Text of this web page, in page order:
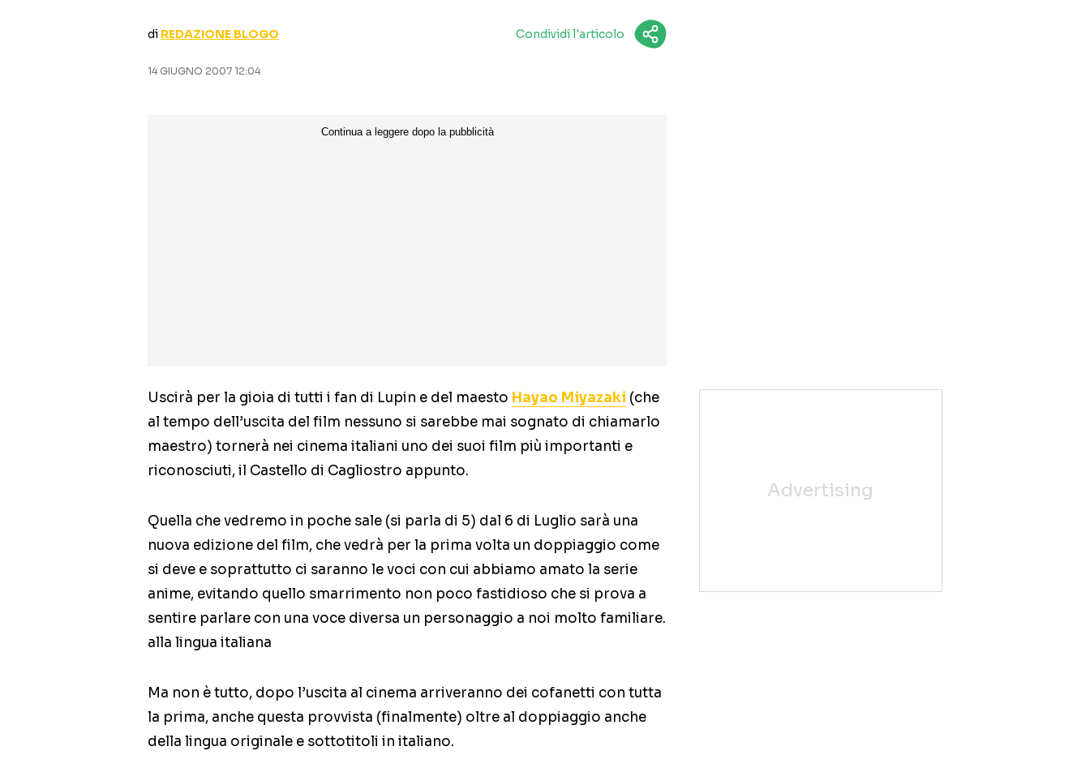
di REDAZIONE BLOGO Condividi l'articolo
14 GIUGNO 2007 12:04
Uscirà per la gioia di tutti i fan di Lupin e del maesto Hayao Miyazaki (che
al tempo dell’uscita del film nessuno si sarebbe mai sognato di chiamarlo
maestro) tornerà nei cinema italiani uno dei suoi film più importanti e
riconosciuti, il Castello di Cagliostro appunto.
Quella che vedremo in poche sale (si parla di 5) dal 6 di Luglio sarà una
nuova edizione del film, che vedrà per la prima volta un doppiaggio come
si deve e soprattutto ci saranno le voci con cui abbiamo amato la serie
anime, evitando quello smarrimento non poco fastidioso che si prova a
sentire parlare con una voce diversa un personaggio a noi molto familiare.
alla lingua italiana
Ma non è tutto, dopo l’uscita al cinema arriveranno dei cofanetti con tutta
la prima, anche questa provvista (finalmente) oltre al doppiaggio anche
della lingua originale e sottotitoli in italiano.